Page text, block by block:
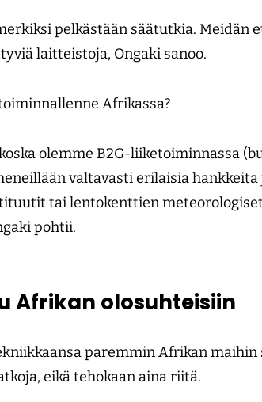
pelkästään säätutkia. Meidän
laitteistoja, Ongaki sanoo.
Afrikassa?
olemme B2G-liiketoiminnassa
valtavasti erilaisia
tai lentokenttien
pohtii.
Afrikan olosuhteisiin
paremmin Afrikan maihin
eikä tehokaan aina riitä.